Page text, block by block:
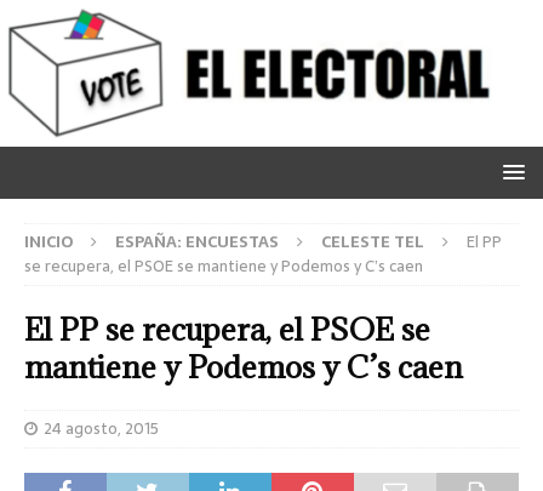
INICIO ESPAÑA: ENCUESTAS CELESTE TEL
El PP
se recupera, el PSOE se mantiene y Podemos y C’s caen
El PP se recupera, el PSOE se
mantiene y Podemos y C’s caen
24 agosto, 2015